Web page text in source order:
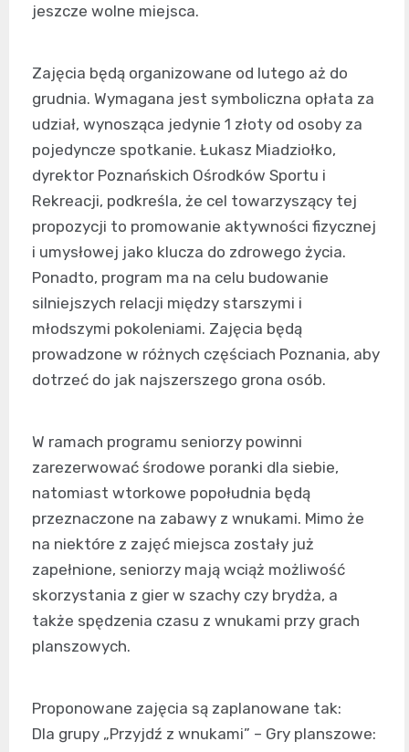
jeszcze wolne miejsca.
Zajęcia będą organizowane od lutego aż do
grudnia. Wymagana jest symboliczna opłata za
udział, wynosząca jedynie 1 złoty od osoby za
pojedyncze spotkanie. Łukasz Miadziołko,
dyrektor Poznańskich Ośrodków Sportu i
Rekreacji, podkreśla, że cel towarzyszący tej
propozycji to promowanie aktywności fizycznej
i umysłowej jako klucza do zdrowego życia.
Ponadto, program ma na celu budowanie
silniejszych relacji między starszymi i
młodszymi pokoleniami. Zajęcia będą
prowadzone w różnych częściach Poznania, aby
dotrzeć do jak najszerszego grona osób.
W ramach programu seniorzy powinni
zarezerwować środowe poranki dla siebie,
natomiast wtorkowe popołudnia będą
przeznaczone na zabawy z wnukami. Mimo że
na niektóre z zajęć miejsca zostały już
zapełnione, seniorzy mają wciąż możliwość
skorzystania z gier w szachy czy brydża, a
także spędzenia czasu z wnukami przy grach
planszowych.
Proponowane zajęcia są zaplanowane tak:
Dla grupy „Przyjdź z wnukami” – Gry planszowe: